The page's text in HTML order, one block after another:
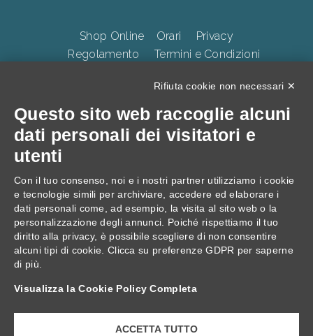
Shop Online Orari
Privacy
Regolamento
Termini e Condizioni
TERME DELLA VALPOLICELLA Villa Quaranta Park Srl.
p.iva 01283500237, Via Ospedaletto 57, Ospedaletto di
digitale, Ecologica e di Inclusività."
Rifiuta cookie non necessari ✕
Questo sito web raccoglie alcuni
dati personali dei visitatori e
utenti
Con il tuo consenso, noi e i nostri partner utilizziamo i cookie
e tecnologie simili per archiviare, accedere ed elaborare i
dati personali come, ad esempio, la visita al sito web o la
personalizzazione degli annunci. Poiché rispettiamo il tuo
diritto alla privacy, è possibile scegliere di non consentire
alcuni tipi di cookie. Clicca su preferenze GDPR per saperne
di più.
Visualizza la Cookie Policy Completa
ACCETTA TUTTO